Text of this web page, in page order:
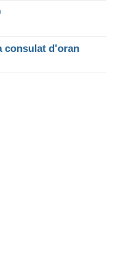
consulat d'oran